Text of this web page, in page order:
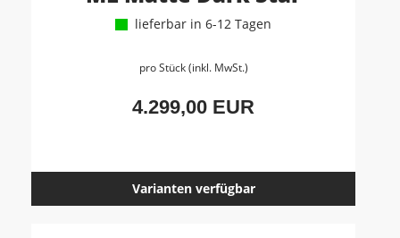
lieferbar in 6-12 Tagen
pro Stück (inkl. MwSt.)
4.299,00 EUR
Varianten verfügbar